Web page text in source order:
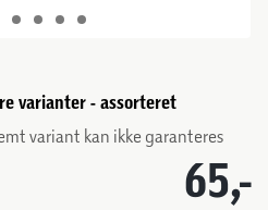
varianter - assorteret
variant kan ikke garanteres
65,-